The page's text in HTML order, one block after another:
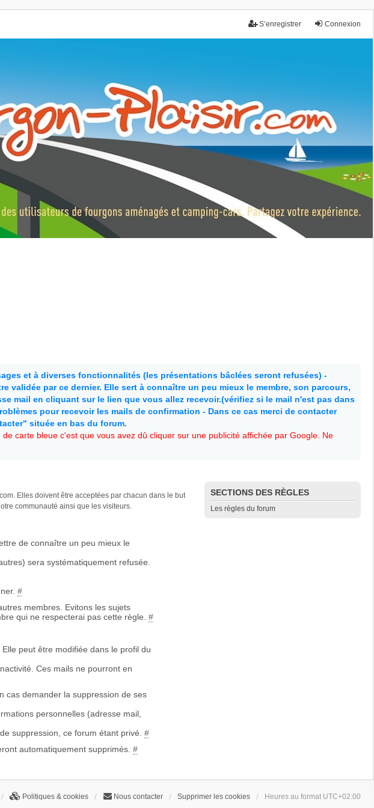
Connexion
S’enregistrer
Partagez votre expérience.
et à diverses fonctionnalités (les présentations bâclées seront refusées) -
par ce dernier. Elle sert à connaître un peu mieux le membre, son parcours,
mail en cliquant sur le lien que vous allez recevoir.(vérifiez si le mail n'est pas dans
pour recevoir les mails de confirmation - Dans ce cas merci de contacter
située en bas du forum.
carte bleue c'est que vous avez dû cliquer sur une publicité affichée par Google. Ne
SECTIONS DES RÈGLES
Les règles du forum
Elles doivent être acceptées par chacun dans le but
communauté ainsi que les visiteurs.
de connaître un peu mieux le
sera systématiquement refusée.
#
membres. Evitons les sujets
qui ne respecterai pas cette règle. #
peut être modifiée dans le profil du
Ces mails ne pourront en
cas demander la suppression de ses
personnelles (adresse mail,
suppression, ce forum étant privé. #
automatiquement supprimés. #
Politiques & cookies Nous contacter Supprimer les cookies Heures au format UTC+02:00